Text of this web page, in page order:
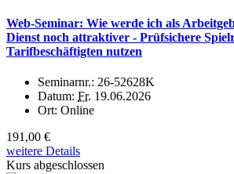
Web-Seminar: Wie werde ich als
Dienst noch attraktiver - Prüfsichere
Tarifbeschäftigten nutzen
Seminarnr.: 26-52628K
Datum: Fr. 19.06.2026
Ort: Online
191,00 €
weitere Details
Kurs abgeschlossen